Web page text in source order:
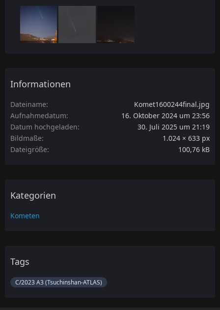
Informationen
Dateiname
Komet1600244final.jpg
Aufnahmedatum
16. Oktober 2024 um 23:56
Datum hochgeladen
30. Juli 2025 um 21:19
Bildmaße
1.024 × 633 px
Dateigröße
100,76 kB
Kategorien
Kometen
Tags
C/2023 A3 (Tsuchinshan-ATLAS)